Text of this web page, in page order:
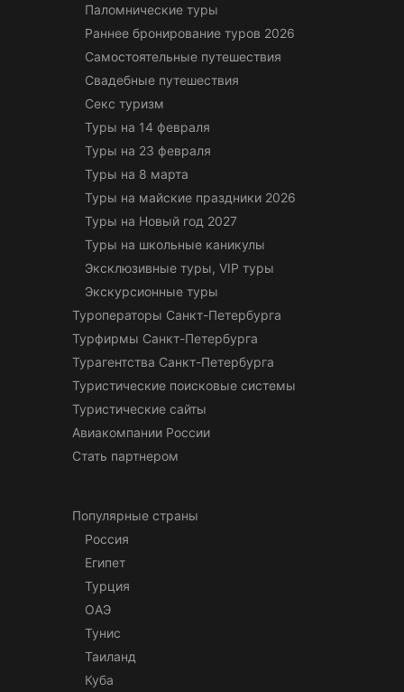
Паломнические туры
Раннее бронирование туров 2026
Самостоятельные путешествия
Свадебные путешествия
Секс туризм
Туры на 14 февраля
Туры на 23 февраля
Туры на 8 марта
Туры на майские праздники 2026
Туры на Новый год 2027
Туры на школьные каникулы
Эксклюзивные туры, VIP туры
Экскурсионные туры
Туроператоры Санкт-Петербурга
Турфирмы Санкт-Петербурга
Турагентства Санкт-Петербурга
Туристические поисковые системы
Туристические сайты
Авиакомпании России
Стать партнером
Популярные страны
Россия
Египет
Турция
ОАЭ
Тунис
Таиланд
Куба